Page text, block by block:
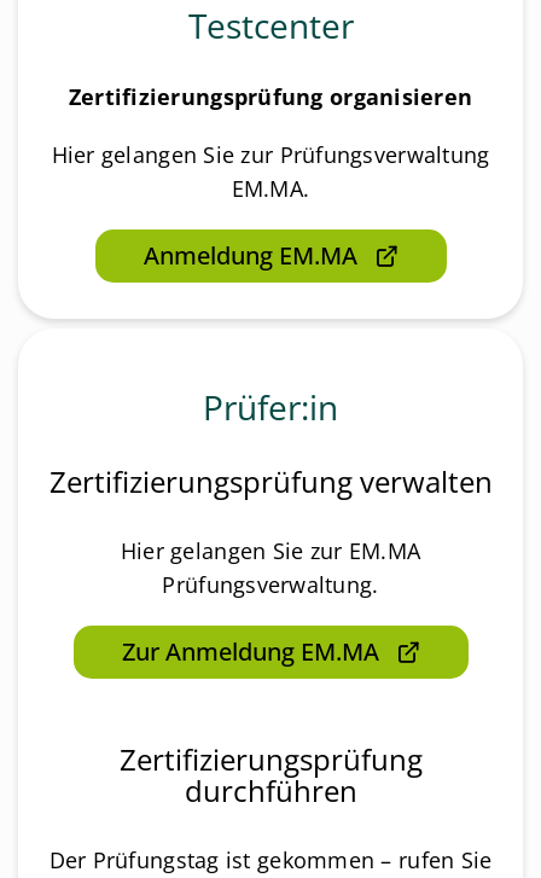
Testcenter
Zertifizierungsprüfung organisieren
Hier gelangen Sie zur Prüfungsverwaltung
EM.MA.
Anmeldung EM.MA
Prüfer:in
Zertifizierungsprüfung verwalten
Hier gelangen Sie zur EM.MA
Prüfungsverwaltung.
Zur Anmeldung EM.MA
Zertifizierungsprüfung
durchführen
Der Prüfungstag ist gekommen – rufen Sie